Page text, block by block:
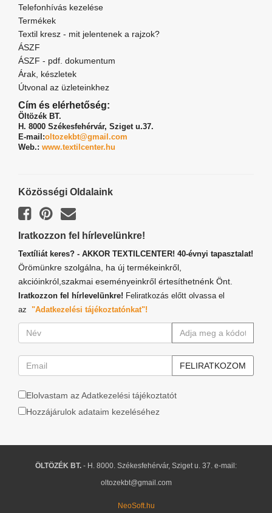
Telefonhívás kezelése
Termékek
Textil kresz - mit jelentenek a rajzok?
ÁSZF
ÁSZF - pdf. dokumentum
Árak, készletek
Útvonal az üzleteinkhez
Cím és elérhetőség:
Öltözék BT.
H. 8000 Székesfehérvár, Sziget u.37.
E-mail:oltozekbt@gmail.com
Web.: www.textilcenter.hu
Közösségi Oldalaink
Iratkozzon fel hírlevelünkre!
Textíliát keres? - AKKOR TEXTILCENTER! 40-évnyi tapasztalat!
Örömünkre szolgálna, ha új termékeinkről,
akcióinkról,szakmai eseményeinkről értesíthetnénk Önt.
Iratkozzon fel hírlevelünkre! Feliratkozás előtt olvassa el
az "Adatkezelési tájékoztatónkat"!
Elolvastam az Adatkezelési tájékoztatót
Hozzájárulok adataim kezeléséhez
ÖLTÖZÉK BT. - H. 8000. Székesfehérvár, Sziget u. 37. e-mail:
oltozekbt@gmail.com
NeoSoft.hu